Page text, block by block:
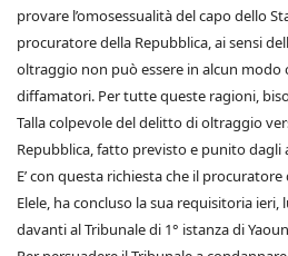
provare l’omosessualità del capo dello
procuratore della Repubblica, ai sensi
oltraggio non può essere in alcun
diffamatori. Per tutte queste ragioni,
Talla colpevole del delitto di oltraggio
Repubblica, fatto previsto e punito dagli
E’ con questa richiesta che il
Elele, ha concluso la sua requisitoria ieri,
davanti al Tribunale di 1° istanza di